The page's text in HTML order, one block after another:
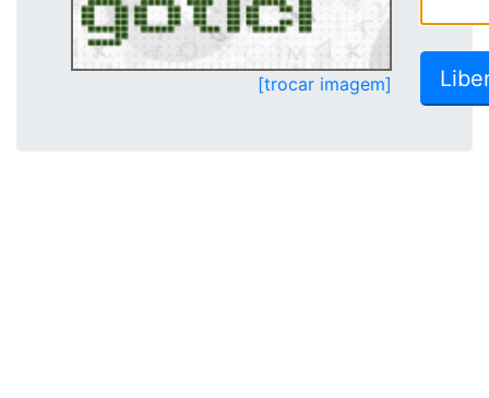
[trocar imagem]